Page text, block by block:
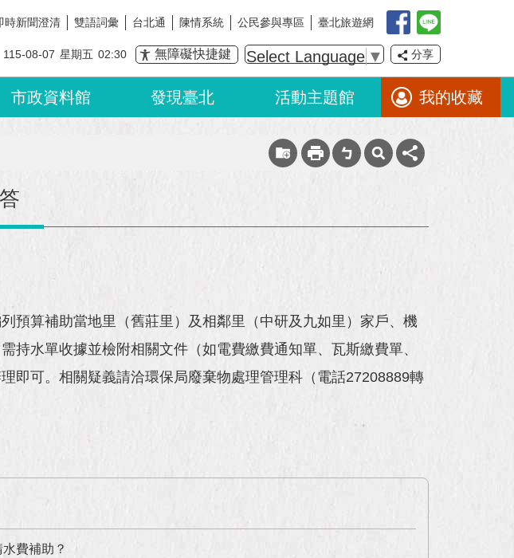
時新聞澄清 雙語詞彙 台北通 陳情系統 公民參與專區 臺北旅遊網
115-08-07 星期五 02:30 無障礙快捷鍵 Select Language ▼ 分享
市政資料館 發現臺北 活動主題館 我的收藏
預算補助當地里（舊莊里）及相鄰里（中研及九如里）家戶、機
水單收據並檢附相關文件（如電費繳費通知單、瓦斯繳費單、
即可。相關疑義請洽環保局廢棄物處理管理科（電話27208889轉
費補助？